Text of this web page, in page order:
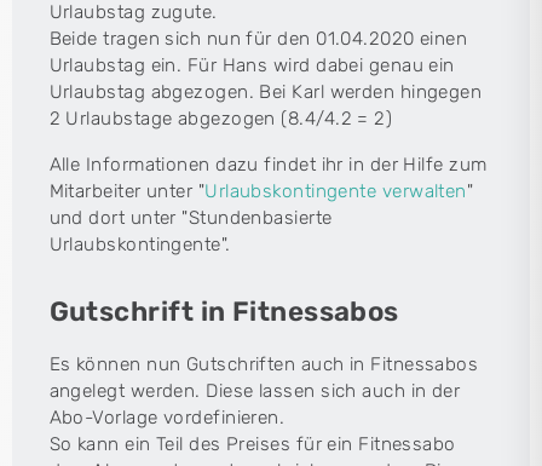
Urlaubstag zugute.
Beide tragen sich nun für den 01.04.2020 einen
Urlaubstag ein. Für Hans wird dabei genau ein
Urlaubstag abgezogen. Bei Karl werden hingegen
2 Urlaubstage abgezogen (8.4/4.2 = 2)
Alle Informationen dazu findet ihr in der Hilfe zum
Mitarbeiter unter "Urlaubskontingente verwalten"
und dort unter "Stundenbasierte
Urlaubskontingente".
Gutschrift in Fitnessabos
Es können nun Gutschriften auch in Fitnessabos
angelegt werden. Diese lassen sich auch in der
Abo-Vorlage vordefinieren.
So kann ein Teil des Preises für ein Fitnessabo